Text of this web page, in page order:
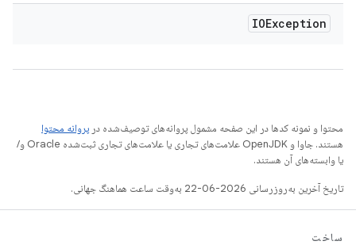
IOException
محتوا و نمونه کدها در این صفحه مشمول پروانه‌های توصیف‌شده در پروانه محتوا
هستند. جاوا و OpenJDK علامت‌های تجاری یا علامت‌های تجاری ثبت‌شده Oracle و/
یا وابسته‌های آن هستند.
تاریخ آخرین به‌روزرسانی 2026-06-22 به‌وقت ساعت هماهنگ جهانی.
ساخت